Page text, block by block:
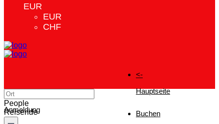
EUR
EUR
CHF
<-
Hauptseite
Buchen
Anmeldung
People
Reisende